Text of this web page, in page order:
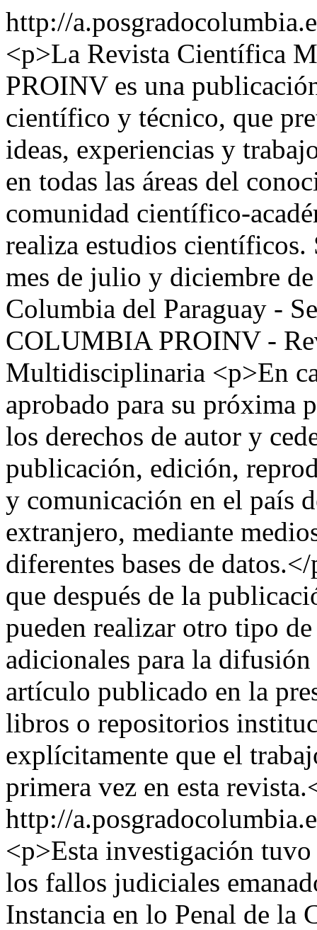
http://
<p>La Revista Científica
PROINV es una
científico y técnico, que
ideas, experiencias y
en todas las áreas del
comunidad científico-
realiza estudios científicos.
mes de julio y diciembre
Columbia del Paraguay -
COLUMBIA PROINV -
Multidisciplinaria <p>En
aprobado para su próxima
los derechos de autor y
publicación, edición,
y comunicación en el país
extranjero, mediante
diferentes bases de
que después de la
pueden realizar otro tipo
adicionales para la
artículo publicado en la
libros o repositorios
explícitamente que el
primera vez en esta
http://
<p>Esta investigación
los fallos judiciales
Instancia en lo Penal de la